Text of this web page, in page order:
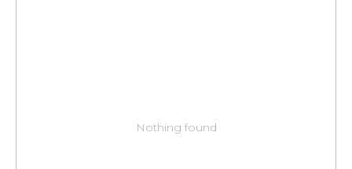
Nothing found